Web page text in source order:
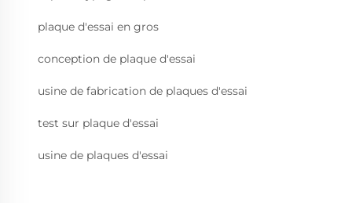
plaque d'essai en gros
conception de plaque d'essai
usine de fabrication de plaques d'essai
test sur plaque d'essai
usine de plaques d'essai